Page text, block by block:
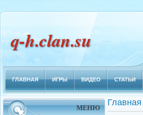
q-h.clan.su
ГЛАВНАЯ ИГРЫ ВИДЕО СТАТЬИ
МЕНЮ
Главная